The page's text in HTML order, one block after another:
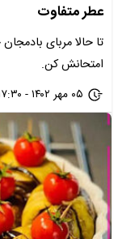
عطر متفاوت
تا حالا مربای
امتحانش کن.
۰۵ مهر ۱۴۰۲ - ۱۷:۳۰